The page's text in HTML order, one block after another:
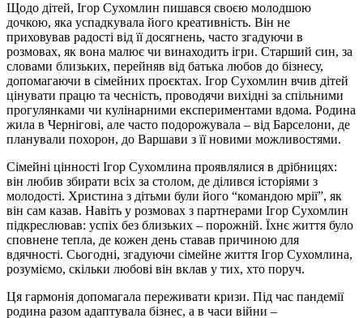
Щодо дітей, Ігор Сухомлин пишався своєю молодшою
дочкою, яка успадкувала його креативність. Він не
приховував радості від її досягнень, часто згадуючи в
розмовах, як вона малює чи винаходить ігри. Старший син, за
словами близьких, перейняв від батька любов до бізнесу,
допомагаючи в сімейних проєктах. Ігор Сухомлин вчив дітей
цінувати працю та чесність, проводячи вихідні за спільними
прогулянками чи кулінарними експериментами вдома. Родина
жила в Чернігові, але часто подорожувала – від Барселони, де
планували похорон, до Варшави з її новими можливостями.
Сімейні цінності Ігор Сухомлина проявлялися в дрібницях:
він любив збирати всіх за столом, де ділився історіями з
молодості. Христина з дітьми були його “командою мрії”, як
він сам казав. Навіть у розмовах з партнерами Ігор Сухомлин
підкреслював: успіх без близьких – порожній. Їхнє життя було
сповнене тепла, де кожен день ставав причиною для
вдячності. Сьогодні, згадуючи сімейне життя Ігор Сухомлина,
розуміємо, скільки любові він вклав у тих, хто поруч.
Ця гармонія допомагала переживати кризи. Під час пандемії
родина разом адаптувала бізнес, а в часи війни –